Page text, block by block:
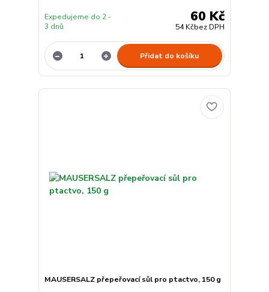
60 Kč
54 Kčbez DPH
Expedujeme do 2 -
3 dnů
Přidat do košíku
MAUSERSALZ přepeřovací sůl pro ptactvo, 150 g